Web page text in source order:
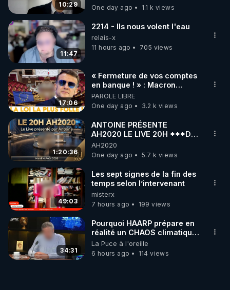
code : REGENERE10
▶ 30 jours gratuit sur l’application de méditation et
de bien-être ENVOL :
Rendez-vous sur https://www.envol.app/code
le code : REGENERE
10:29
carbone.
One day ago
1.1 k views
11:47
2214 - Ils nous volent l'eau
relais-x
11 hours ago
705 views
17:06
« Fermeture de vos comptes
en banque ! » : Macron
impose une loi folle !
PAROLE LIBRE
One day ago
3.2 k views
1:20:36
ANTOINE PRÉSENTE
AH2020 LE LIVE 20H ***DU
04/08/2026*** 📷LE
GRAND RÉVEIL EST EN
MARCHE 📷
AH2020
One day ago
5.7 k views
49:03
Les sept signes de la fin des
temps selon l’intervenant
misterx
7 hours ago
199 views
34:31
Pourquoi HAARP prépare en
réalité un CHAOS climatique,
on répond
La Puce à l'oreille
6 hours ago
114 views